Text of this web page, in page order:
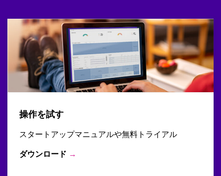
操作を試す
スタートアップマニュアルや無料トライアル
ダウンロード →